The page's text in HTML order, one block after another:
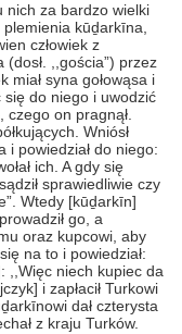
nich za bardzo wielki
kūḏarkīna,
człowiek z
,,gościa”) przez
miał syna gołowąsa i
się do niego i uwodzić
czego on pragnął.
Wniósł
i powiedział do niego:
ich. A gdy się
sprawiedliwie czy
Wtedy [kūḏarkīn]
go, a
oraz kupcowi, aby
na to i powiedział:
,,Więc niech kupiec da
i zapłacił Turkowi
dał czterysta
z kraju Turków.